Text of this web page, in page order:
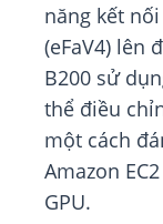
năng kết
(eFaV4) lên
B200 sử
thể điều
một cách
Amazon
GPU.